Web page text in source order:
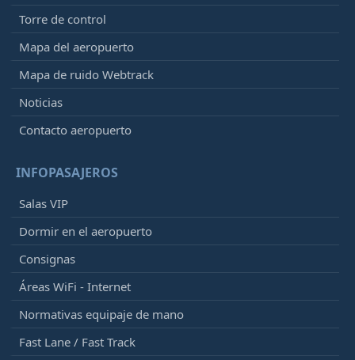
Torre de control
Mapa del aeropuerto
Mapa de ruido Webtrack
Noticias
Contacto aeropuerto
INFOPASAJEROS
Salas VIP
Dormir en el aeropuerto
Consignas
Áreas WiFi - Internet
Normativas equipaje de mano
Fast Lane / Fast Track